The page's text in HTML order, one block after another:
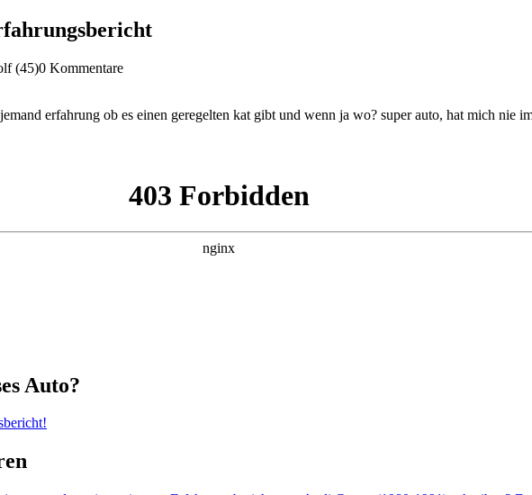
(45)0 Kommentare
erfahrung ob es einen geregelten kat gibt und wenn ja wo? super auto, hat mich nie
Auto?